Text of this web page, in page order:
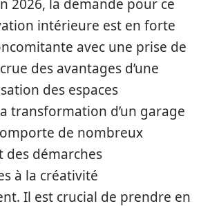
2026, la demande pour ce
intérieure est en forte
avec une prise de
des avantages d’une
des espaces
transformation d’un garage
de nombreux
des démarches
à la créativité
Il est crucial de prendre en